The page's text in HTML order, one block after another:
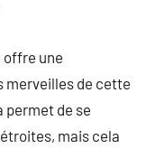
offre une
merveilles de cette
permet de se
mais cela